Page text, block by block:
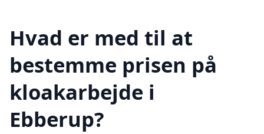
Hvad er med til at
bestemme prisen på
kloakarbejde i
Ebberup?